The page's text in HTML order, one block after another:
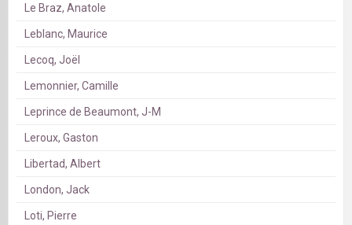
Le Braz, Anatole
Leblanc, Maurice
Lecoq, Joël
Lemonnier, Camille
Leprince de Beaumont, J-M
Leroux, Gaston
Libertad, Albert
London, Jack
Loti, Pierre